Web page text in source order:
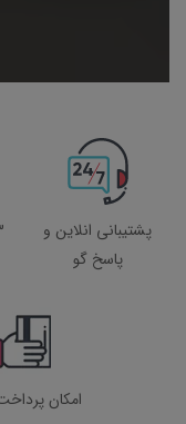
پشتیبانی انلاین و
پاسخ گو
امکان